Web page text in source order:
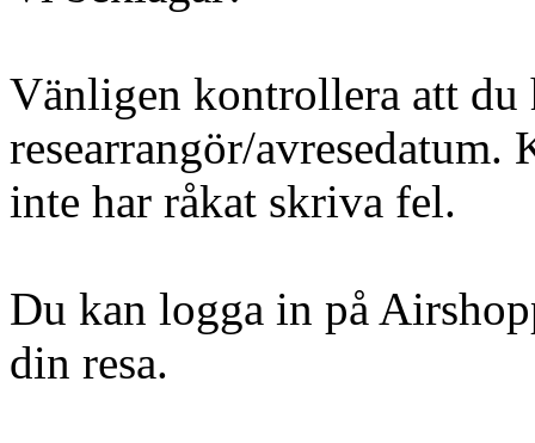
Vänligen kontrollera att du
researrangör/
inte har råkat skriva fel.
Du kan logga in på
din resa.